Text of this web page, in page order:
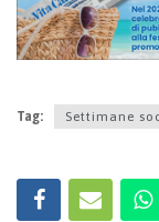
Tag: Settimane